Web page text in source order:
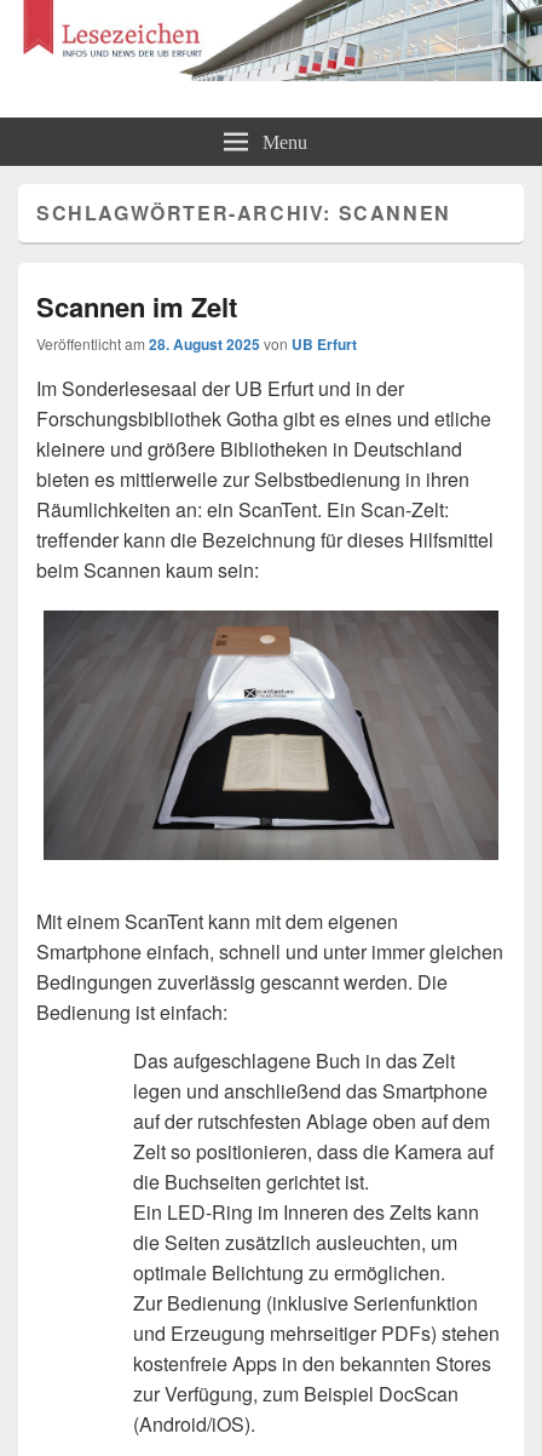
Lesezeichen Menu
SCHLAGWÖRTER-ARCHIV: SCANNEN
Scannen im Zelt
Veröffentlicht am 28. August 2025von UB Erfurt
Im Sonderlesesaal der UB Erfurt und in der
Forschungsbibliothek Gotha gibt es eines und etliche
kleinere und größere Bibliotheken in Deutschland
bieten es mittlerweile zur Selbstbedienung in ihren
Räumlichkeiten an: ein ScanTent. Ein Scan-Zelt:
treffender kann die Bezeichnung für dieses Hilfsmittel
beim Scannen kaum sein:
Mit einem ScanTent kann mit dem eigenen
Smartphone einfach, schnell und unter immer gleichen
Bedingungen zuverlässig gescannt werden. Die
Bedienung ist einfach:
Das aufgeschlagene Buch in das Zelt
legen und anschließend das Smartphone
auf der rutschfesten Ablage oben auf dem
Zelt so positionieren, dass die Kamera auf
die Buchseiten gerichtet ist.
Ein LED-Ring im Inneren des Zelts kann
die Seiten zusätzlich ausleuchten, um
optimale Belichtung zu ermöglichen.
Zur Bedienung (inklusive Serienfunktion
und Erzeugung mehrseitiger PDFs) stehen
kostenfreie Apps in den bekannten Stores
zur Verfügung, zum Beispiel DocScan
(Android/iOS).